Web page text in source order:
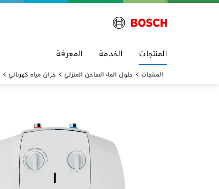
المنتجات الخدمة المعرفة
المنتجات حلول الماء الساخن المنزلي خزان مياه كهربائي